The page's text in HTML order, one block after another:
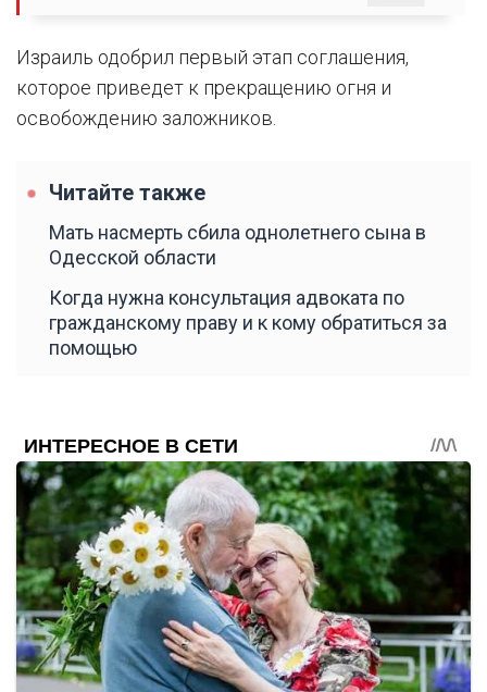
Израиль одобрил первый этап соглашения,
которое приведет к прекращению огня и
освобождению заложников.
Читайте также
Мать насмерть сбила однолетнего сына в
Одесской области
Когда нужна консультация адвоката по
гражданскому праву и к кому обратиться за
помощью